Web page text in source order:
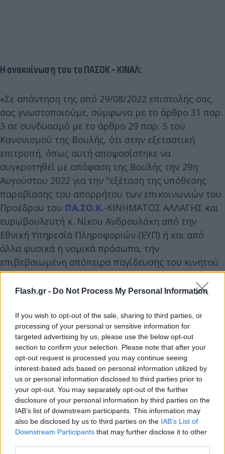
Flash.gr - Do Not Process My Personal Information
If you wish to opt-out of the sale, sharing to third parties, or
processing of your personal or sensitive information for
targeted advertising by us, please use the below opt-out
section to confirm your selection. Please note that after your
opt-out request is processed you may continue seeing
interest-based ads based on personal information utilized by
us or personal information disclosed to third parties prior to
your opt-out. You may separately opt-out of the further
disclosure of your personal information by third parties on the
IAB’s list of downstream participants. This information may
also be disclosed by us to third parties on the IAB’s List of
Downstream Participants that may further disclose it to other
Η ανακοίνωση του το ΠΑΣΟΚ - ΚΙΝΑΛ:
«Σε απάντηση της από 29/08/2022 επιστολής σας,
σας γνωστοποιούμε, σύμφωνα με το άρθρο 31 παρ.
3 σε συνδυασμό με το άρθρο 29 παρ. 5 του
Κανονισμού της Βουλής, ότι στην εξεταστική
επιτροπή, όπως αυτή αποφασίστηκε να
συγκροτηθεί με απόφαση της Βουλής την 29η
Αυγούστου 2022 για την "εξέταση της υπόθεσης
παραβίασης του απορρήτου των επικοινωνιών του
Προέδρου του ΠΑ.ΣΟ.Κ.-ΚΙΝΗΜΑΤΟΣ ΑΛΛΑΓΗΣ και
ευρωβουλευτή κ. Νίκου Ανδρουλάκη από την
Εθνική Υπηρεσία Πληροφοριών (ΕΥΠ) ή και από
άλλα φυσικά ή νομικά πρόσωπα, την
επιβεβαιωμένη απόπειρα παγίδευσης του κινητού
του με το κακόβουλο λογισμικό predator, την
παράνομη χρήση αυτού στην Ελληνική επικράτεια
Πρωθυπουργού κ. Κυριάκου Μητσοτάκη και κάθε
άλλου εμπλεκόμενου προσώπου φυσικού ή
νομικού προσώπου", από την Κοινοβουλευτική
Ομάδα του ΠΑΣΟΚ-Κίνημα Αλλαγής θα
συμμετέχουν οι βουλευτές Ευαγγελία Λιακούλη και
Δημήτρης Μπιάγκης.